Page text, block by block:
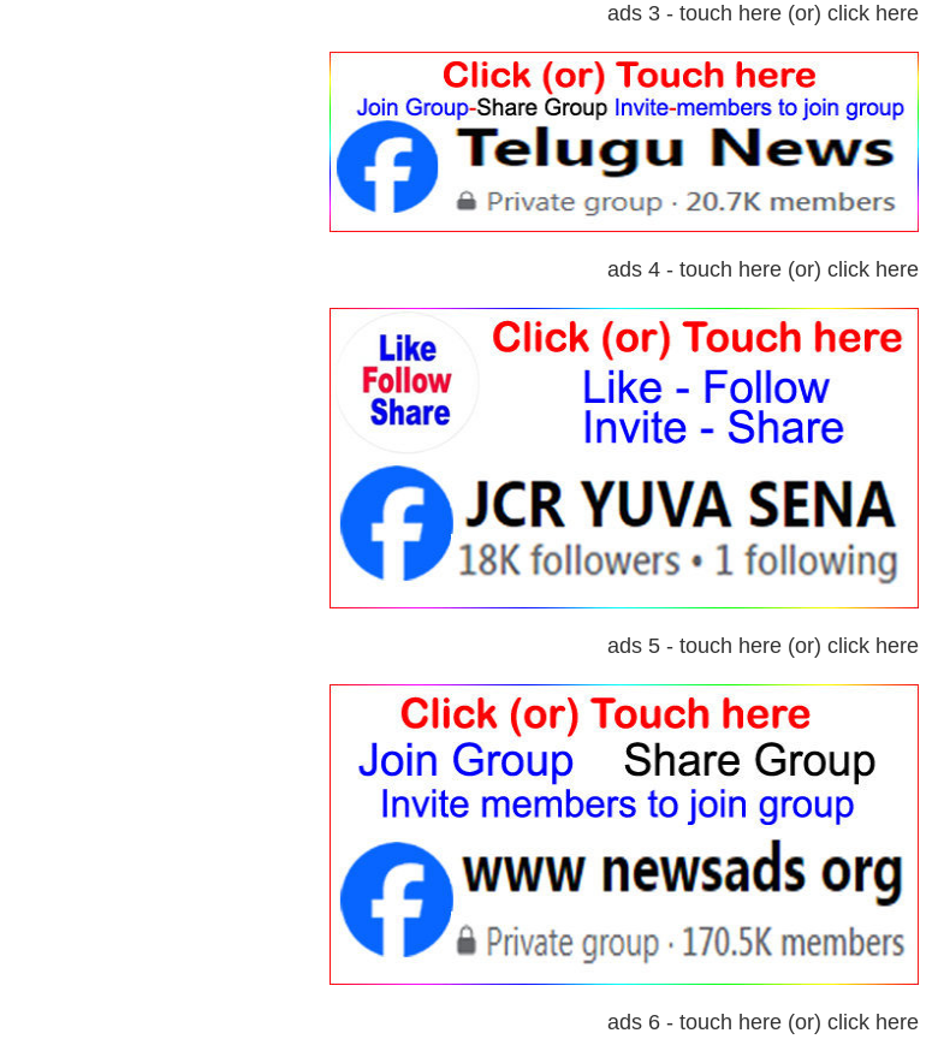
ads 3 - touch here (or) click here
ads 4 - touch here (or) click here
ads 5 - touch here (or) click here
ads 6 - touch here (or) click here